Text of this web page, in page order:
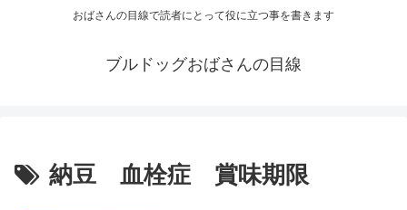
おばさんの目線で読者にとって役に立つ事を書きます
ブルドッグおばさんの目線
納豆 血栓症 賞味期限